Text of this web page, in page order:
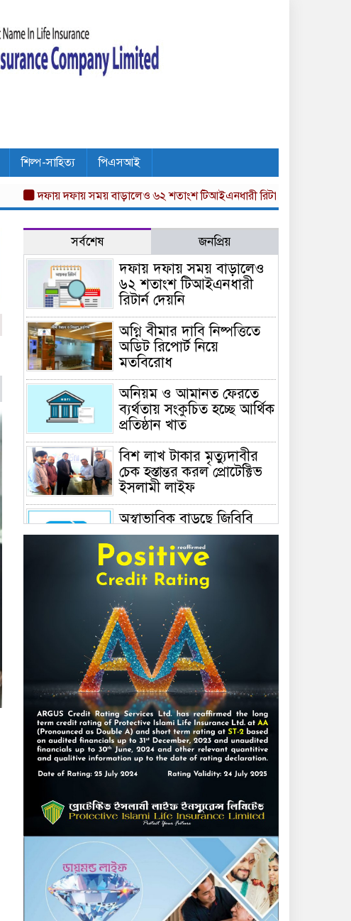
শিল্প-সাহিত্য পিএসআই
দফায় দফায় সময় বাড়ালেও ৬২ শতাংশ টিআইএনধারী রিটার্ন দেয়নি
সর্বশেষ জনপ্রিয়
দফায় দফায় সময় বাড়ালেও
৬২ শতাংশ টিআইএনধারী
রিটার্ন দেয়নি
অগ্নি বীমার দাবি নিষ্পত্তিতে
অডিট রিপোর্ট নিয়ে
মতবিরোধ
অনিয়ম ও আমানত ফেরতে
ব্যর্থতায় সংকুচিত হচ্ছে আর্থিক
প্রতিষ্ঠান খাত
বিশ লাখ টাকার মৃত্যুদাবীর
চেক হস্তান্তর করল প্রোটেক্টিভ
ইসলামী লাইফ
অস্বাভাবিক বাড়ছে জিবিবি
পাওয়ারের শেয়ার দর,
ডিএসইর সতর্কবার্তা